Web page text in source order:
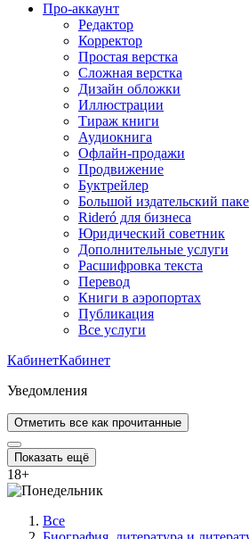
Про-аккаунт
Редактор
Корректор
Простая верстка
Сложная верстка
Дизайн обложки
Иллюстрации
Тираж книги
Аудиокнига
Офлайн-продажи
Продвижение
Буктрейлер
Большой издательский
Rideró для бизнеса
Юридический советник
Дополнительные услуги
Расшифровка текста
Перевод
Книги в аэропортах
Публикация
Все услуги
КабинетКабинет
Уведомления
Отметить все как прочитанные
Показать ещё
18+
Все